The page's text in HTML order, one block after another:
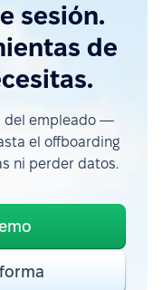
sesión.
de
del empleado —
el offboarding
ni perder datos.